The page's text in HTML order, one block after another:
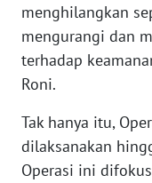
menghilangkan
mengurangi dan
terhadap
Roni.
Tak hanya itu,
dilaksanakan
Operasi ini
WN
SULBAR
WN
WN
SUMBAR